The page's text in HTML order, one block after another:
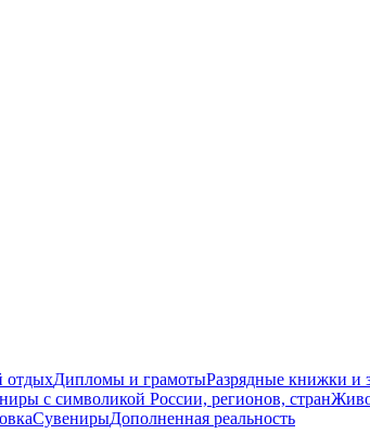
отдыхДипломы и грамотыРазрядные книжки и
с символикой России, регионов, стран
СувенирыДополненная реальность